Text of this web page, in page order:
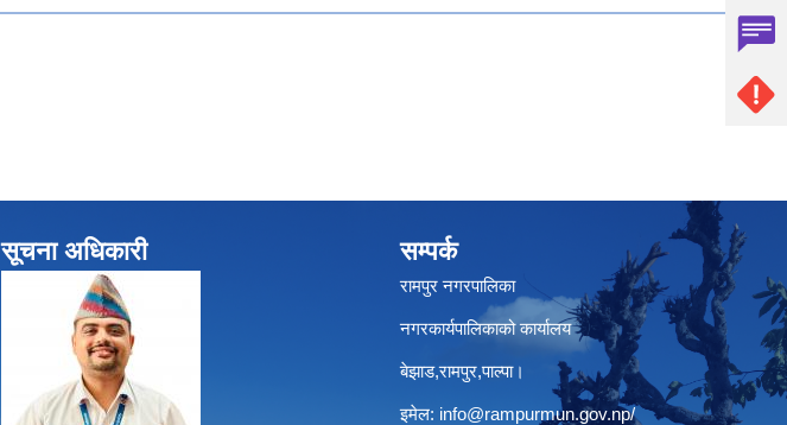
सूचना अधिकारी सम्पर्क
रामपुर नगरपालिका
नगरकार्यपालिकाको कार्यालय
बेझाड,रामपुर,पाल्पा।
इमेल: info@rampurmun.gov.np/